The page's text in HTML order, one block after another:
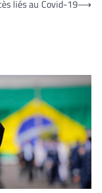
liés au Covid-19⟶